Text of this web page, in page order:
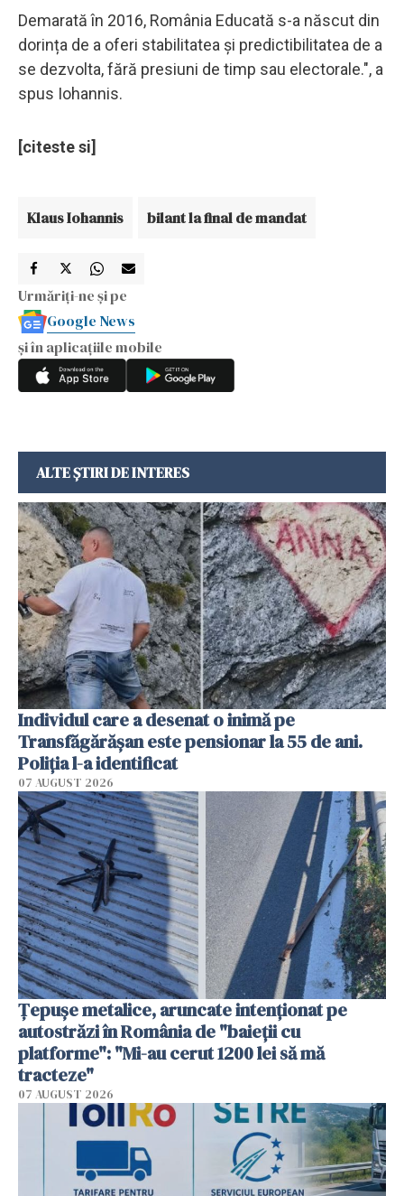
Demarată în 2016, România Educată s-a născut din
dorința de a oferi stabilitatea și predictibilitatea de a
se dezvolta, fără presiuni de timp sau electorale.", a
spus Iohannis.
[citeste si]
Klaus Iohannis bilant la final de mandat
Urmăriți-ne și pe
Google News
și în aplicațiile mobile
ALTE ȘTIRI DE INTERES
Individul care a desenat o inimă pe
Transfăgărășan este pensionar la 55 de ani.
Poliția l-a identificat
07 AUGUST 2026
Țepușe metalice, aruncate intenționat pe
autostrăzi în România de "baieții cu
platforme": "Mi-au cerut 1200 lei să mă
tracteze"
07 AUGUST 2026